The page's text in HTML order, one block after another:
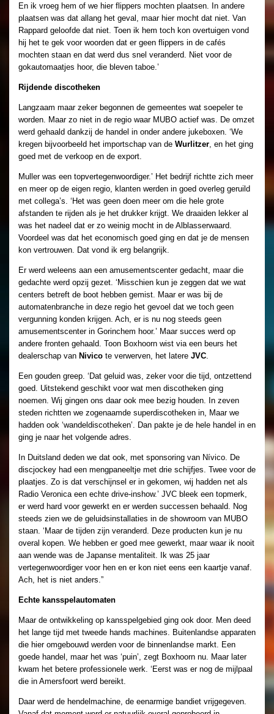
En ik vroeg hem of we hier flippers mochten plaatsen. In andere
plaatsen was dat allang het geval, maar hier mocht dat niet. Van
Rappard geloofde dat niet. Toen ik hem toch kon overtuigen vond
hij het te gek voor woorden dat er geen flippers in de cafés
mochten staan en dat werd dus snel veranderd. Niet voor de
gokautomaatjes hoor, die bleven taboe.’
Rijdende discotheken
Langzaam maar zeker begonnen de gemeentes wat soepeler te
worden. Maar zo niet in de regio waar MUBO actief was. De omzet
werd gehaald dankzij de handel in onder andere jukeboxen. ‘We
kregen bijvoorbeeld het importschap van de Wurlitzer, en het ging
goed met de verkoop en de export.
Muller was een topvertegenwoordiger.’ Het bedrijf richtte zich meer
en meer op de eigen regio, klanten werden in goed overleg geruild
met collega’s. ‘Het was geen doen meer om die hele grote
afstanden te rijden als je het drukker krijgt. We draaiden lekker al
was het nadeel dat er zo weinig mocht in de Alblasserwaard.
Voordeel was dat het economisch goed ging en dat je de mensen
kon vertrouwen. Dat vond ik erg belangrijk.
Er werd weleens aan een amusementscenter gedacht, maar die
gedachte werd opzij gezet. ‘Misschien kun je zeggen dat we wat
centers betreft de boot hebben gemist. Maar er was bij de
automatenbranche in deze regio het gevoel dat we toch geen
vergunning konden krijgen. Ach, er is nu nog steeds geen
amusementscenter in Gorinchem hoor.’ Maar succes werd op
andere fronten gehaald. Toon Boxhoorn wist via een beurs het
dealerschap van Nivico te verwerven, het latere JVC.
Een gouden greep. ‘Dat geluid was, zeker voor die tijd, ontzettend
goed. Uitstekend geschikt voor wat men discotheken ging
noemen. Wij gingen ons daar ook mee bezig houden. In zeven
steden richtten we zogenaamde superdiscotheken in, Maar we
hadden ook ‘wandeldiscotheken’. Dan pakte je de hele handel in en
ging je naar het volgende adres.
In Duitsland deden we dat ook, met sponsoring van Nívico. De
discjockey had een mengpaneeltje met drie schijfjes. Twee voor de
plaatjes. Zo is dat verschijnsel er in gekomen, wij hadden net als
Radio Veronica een echte drive-inshow.’ JVC bleek een topmerk,
er werd hard voor gewerkt en er werden successen behaald. Nog
steeds zien we de geluidsinstallaties in de showroom van MUBO
staan. ‘Maar de tijden zijn veranderd. Deze producten kun je nu
overal kopen. We hebben er goed mee gewerkt, maar waar ik nooit
aan wende was de Japanse mentaliteit. Ik was 25 jaar
vertegenwoordiger voor hen en er kon niet eens een kaartje vanaf.
Ach, het is niet anders.”
Echte kansspelautomaten
Maar de ontwikkeling op kansspelgebied ging ook door. Men deed
het lange tijd met tweede hands machines. Buitenlandse apparaten
die hier omgebouwd werden voor de binnenlandse markt. Een
goede handel, maar het was ‘puin’, zegt Boxhoorn nu. Maar later
kwam het betere professionele werk. ‘Eerst was er nog de mijlpaal
die in Amersfoort werd bereikt.
Daar werd de hendelmachine, de eenarmige bandiet vrijgegeven.